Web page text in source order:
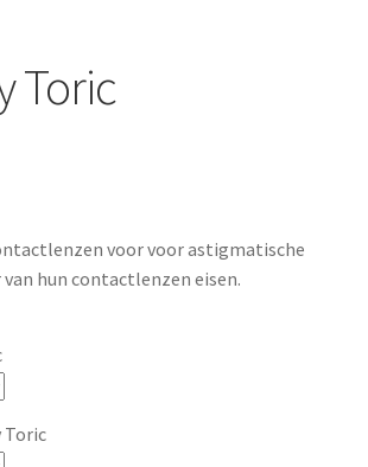
Toric
voor voor astigmatische
hun contactlenzen eisen.